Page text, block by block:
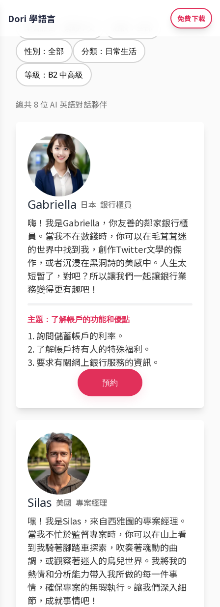
Dori 學語言 免費下載
性別：全部 分類：日常生活
等級：B2 中高級
總共 8 位 AI 英語對話夥伴
Gabriella 日本 銀行櫃員
嗨！我是Gabriella，你友善的鄰家銀行櫃
員。當我不在數錢時，你可以在毛茸茸迷
的世界中找到我，創作Twitter文學的傑
作，或者沉浸在黑洞詩的美感中。人生太
短暫了，對吧？所以讓我們一起讓銀行業
務變得更有趣吧！
主題：了解帳戶的功能和優點
1. 詢問儲蓄帳戶的利率。
2. 了解帳戶持有人的特殊福利。
3. 要求有關網上銀行服務的資訊。
預約
Silas 美國 專案經理
嘿！我是Silas，來自西雅圖的專案經理。
當我不忙於監督專案時，你可以在山上看
到我騎著腳踏車探索，吹奏著魂動的曲
調，或觀察著迷人的鳥兒世界。我將我的
熱情和分析能力帶入我所做的每一件事
情，確保專案的無瑕執行。讓我們深入細
節，成就事情吧！